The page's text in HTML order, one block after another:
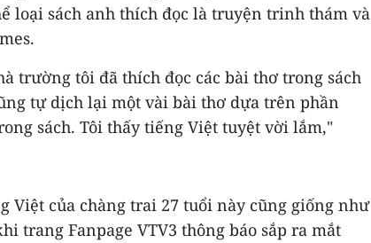
loại sách anh thích đọc là truyện trinh thám và
trường tôi đã thích đọc các bài thơ trong sách
tự dịch lại một vài bài thơ dựa trên phần
sách. Tôi thấy tiếng Việt tuyệt vời lắm,"
Việt của chàng trai 27 tuổi này cũng giống như
trang Fanpage VTV3 thông báo sắp ra mắt